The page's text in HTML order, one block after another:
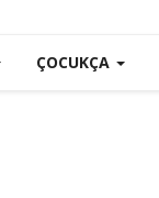
ÇOCUKÇA